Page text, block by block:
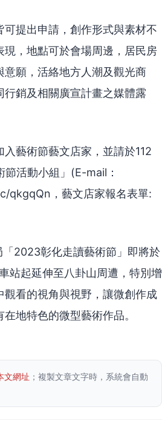
提出申請，創作形式與素材不
，地點可於會場周邊，居民房
願，活絡地方人潮及觀光商
銷及相關廣宣計畫之媒體露
藝術節藝文店家，並請於112
活動小組」(E-mail：
qkgqQn，藝文店家報名表單:
2023彰化走讀藝術節」即將於
站起延伸至八卦山周遭，特別增
看的視角與視野，讓微創作成
地特色的微型藝術作品。
文網址 ；複製文章文字時，系統會自動